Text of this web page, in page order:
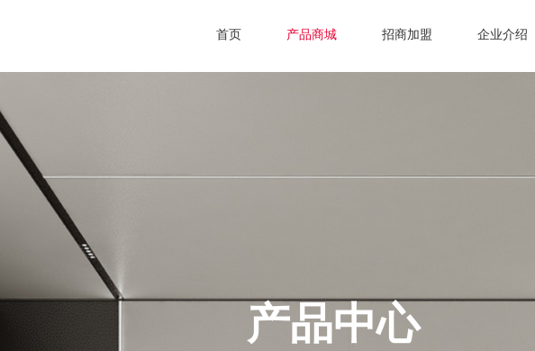
首页 产品商城 招商加盟 企业介绍
产品中心